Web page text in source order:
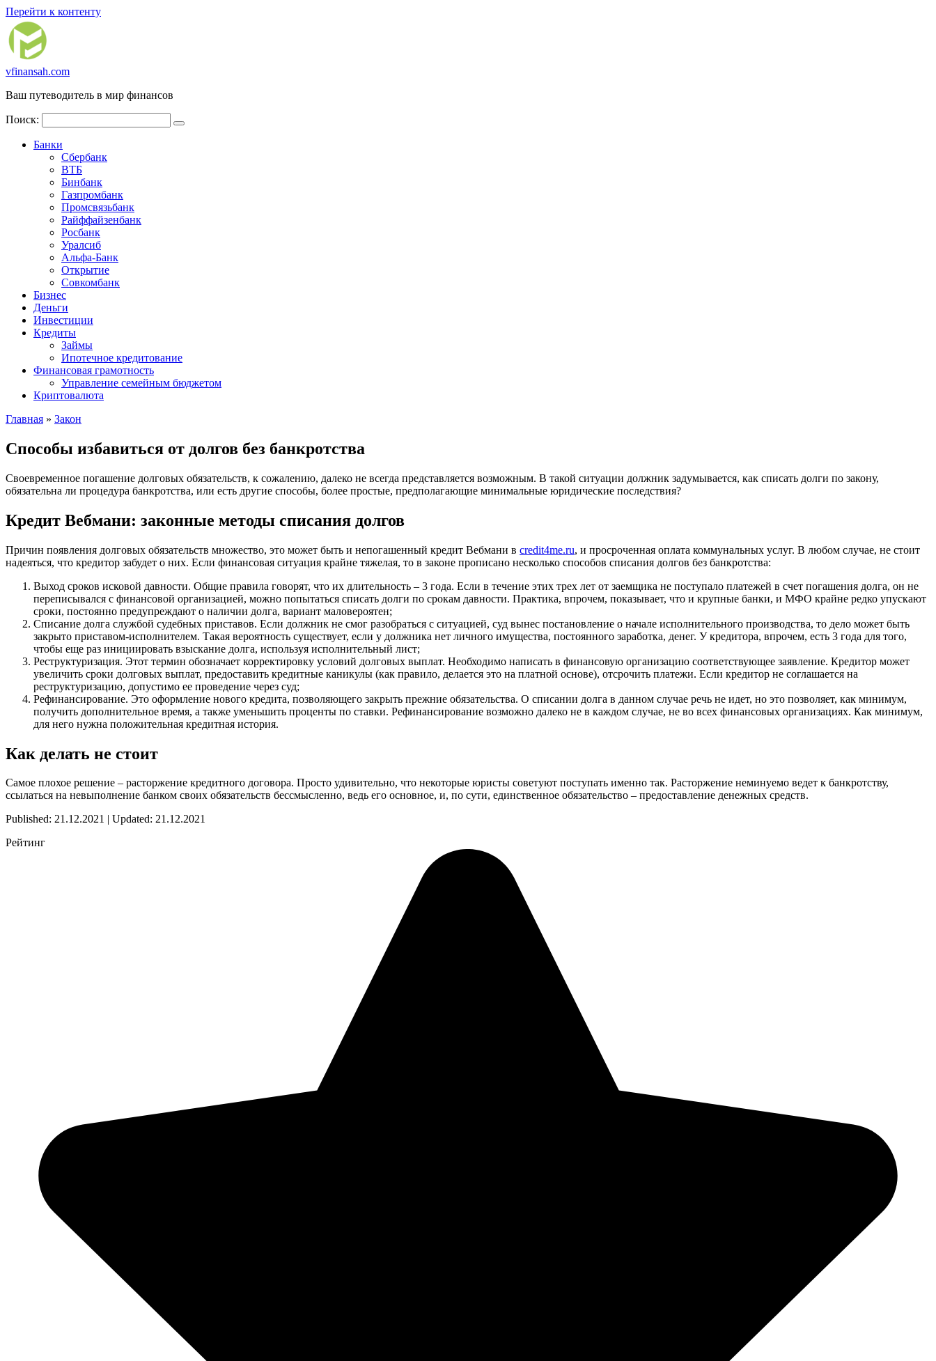
Перейти к контенту
vfinansah.com
Ваш путеводитель в мир финансов
Поиск:
Банки
Сбербанк
ВТБ
Бинбанк
Газпромбанк
Промсвязьбанк
Райффайзенбанк
Росбанк
Уралсиб
Альфа-Банк
Открытие
Совкомбанк
Бизнес
Деньги
Инвестиции
Кредиты
Займы
Ипотечное кредитование
Финансовая грамотность
Управление семейным бюджетом
Криптовалюта
Главная » Закон
Способы избавиться от долгов без банкротства
Своевременное погашение долговых обязательств, к сожалению, далеко не всегда представляется возможным. В такой ситуации должник задумывается, как списать долги по закону,
обязательна ли процедура банкротства, или есть другие способы, более простые, предполагающие минимальные юридические последствия?
Кредит Вебмани: законные методы списания долгов
Причин появления долговых обязательств множество, это может быть и непогашенный кредит Вебмани в credit4me.ru, и просроченная оплата коммунальных услуг. В любом случае, не стоит
надеяться, что кредитор забудет о них. Если финансовая ситуация крайне тяжелая, то в законе прописано несколько способов списания долгов без банкротства:
Выход сроков исковой давности. Общие правила говорят, что их длительность – 3 года. Если в течение этих трех лет от заемщика не поступало платежей в счет погашения долга, он не
переписывался с финансовой организацией, можно попытаться списать долги по срокам давности. Практика, впрочем, показывает, что и крупные банки, и МФО крайне редко упускают
сроки, постоянно предупреждают о наличии долга, вариант маловероятен;
Списание долга службой судебных приставов. Если должник не смог разобраться с ситуацией, суд вынес постановление о начале исполнительного производства, то дело может быть
закрыто приставом-исполнителем. Такая вероятность существует, если у должника нет личного имущества, постоянного заработка, денег. У кредитора, впрочем, есть 3 года для того,
чтобы еще раз инициировать взыскание долга, используя исполнительный лист;
Реструктуризация. Этот термин обозначает корректировку условий долговых выплат. Необходимо написать в финансовую организацию соответствующее заявление. Кредитор может
увеличить сроки долговых выплат, предоставить кредитные каникулы (как правило, делается это на платной основе), отсрочить платежи. Если кредитор не соглашается на
реструктуризацию, допустимо ее проведение через суд;
Рефинансирование. Это оформление нового кредита, позволяющего закрыть прежние обязательства. О списании долга в данном случае речь не идет, но это позволяет, как минимум,
получить дополнительное время, а также уменьшить проценты по ставки. Рефинансирование возможно далеко не в каждом случае, не во всех финансовых организациях. Как минимум,
для него нужна положительная кредитная история.
Как делать не стоит
Самое плохое решение – расторжение кредитного договора. Просто удивительно, что некоторые юристы советуют поступать именно так. Расторжение неминуемо ведет к банкротству,
ссылаться на невыполнение банком своих обязательств бессмысленно, ведь его основное, и, по сути, единственное обязательство – предоставление денежных средств.
Published: 21.12.2021 | Updated: 21.12.2021
Рейтинг